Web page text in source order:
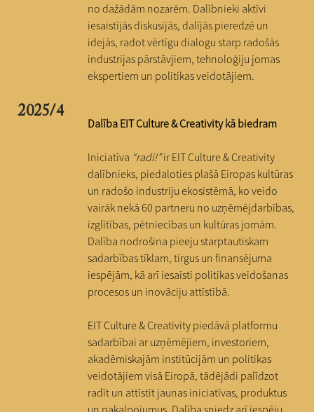
no dažādām nozarēm. Dalībnieki aktīvi
iesaistījās diskusijās, dalījās pieredzē un
idejās, radot vērtīgu dialogu starp radošās
industrijas pārstāvjiem, tehnoloģiju jomas
ekspertiem un politikas veidotājiem.
2025/4
Dalība EIT Culture & Creativity kā biedram
Iniciatīva “radi!”ir EIT Culture & Creativity
dalībnieks, piedaloties plašā Eiropas kultūras
un radošo industriju ekosistēmā, ko veido
vairāk nekā 60 partneru no uzņēmējdarbības,
izglītības, pētniecības un kultūras jomām.
Dalība nodrošina pieeju starptautiskam
sadarbības tīklam, tirgus un finansējuma
iespējām, kā arī iesaisti politikas veidošanas
procesos un inovāciju attīstībā.
EIT Culture & Creativity piedāvā platformu
sadarbībai ar uzņēmējiem, investoriem,
akadēmiskajām institūcijām un politikas
veidotājiem visā Eiropā, tādējādi palīdzot
radīt un attīstīt jaunas iniciatīvas, produktus
un pakalpojumus. Dalība sniedz arī iespēju